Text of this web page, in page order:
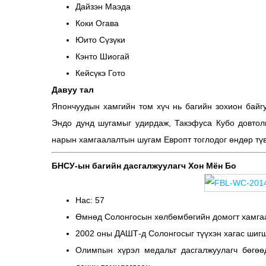
Дайзэн Маэда
Коки Огава
Юито Сүзүки
Кэнто Шиогай
Кейсүкэ Гото
Давуу тал
Япончуудын хамгийн том хүч нь багийн зохион
Эндо дунд шугамыг удирдаж, Такэфуса Кубо
нарын хамгаалалтын шугам Европт тоглодог өндөр
БНСУ-ын багийн дасгалжуулагч Хон Мён Бо
Нас: 57
Өмнөд Солонгосын хөлбөмбөгийн домогт
2002 оны ДАШТ-д Солонгосыг түүхэн хагас
Олимпын хүрэл медальт дасгалжуулагч